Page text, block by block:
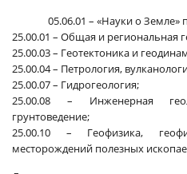
05.06.01 – «Науки о
25.00.01 – Общая и региональная
25.00.03 – Геотектоника и
25.00.04 – Петрология,
25.00.07 – Гидрогеология;
25.00.08 – Инженерная
грунтоведение;
25.00.10 – Геофизика,
месторождений полезных